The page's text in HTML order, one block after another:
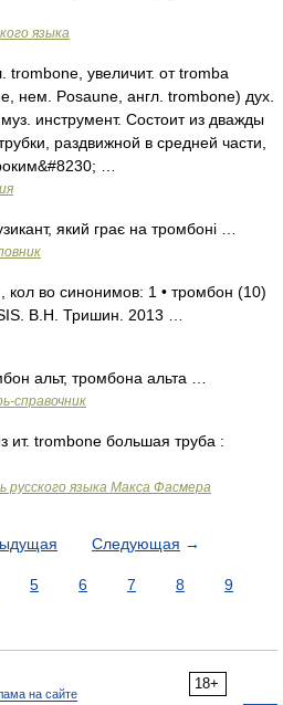
языка
увеличит. от tromba
нем. Posaune, англ. trombone) дух.
инструмент. Состоит из дважды
раздвижной в средней части,
…
який грає на тромбоні …
во синонимов: 1 • тромбон (10)
В.Н. Тришин. 2013 …
альт, тромбона альта …
справочник
ит. trombone большая труба :
русского языка Макса Фасмера
Следующая →
5 6 7 8
9
18+
на сайте